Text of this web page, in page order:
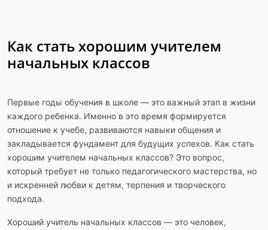
Как стать хорошим учителем
начальных классов
Первые годы обучения в школе — это важный этап в жизни
каждого ребенка. Именно в это время формируется
отношение к учебе, развиваются навыки общения и
закладывается фундамент для будущих успехов. Как стать
хорошим учителем начальных классов? Это вопрос,
который требует не только педагогического мастерства, но
и искренней любви к детям, терпения и творческого
подхода.
Хороший учитель начальных классов — это человек,